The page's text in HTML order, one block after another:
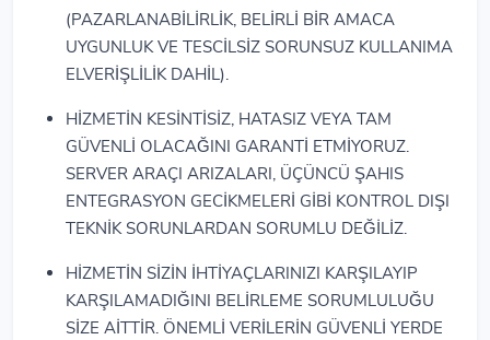
(PAZARLANABİLİRLİK, BELİRLİ BİR AMACA
UYGUNLUK VE TESCİLSİZ SORUNSUZ KULLANIMA
ELVERİŞLİLİK DAHİL).
HİZMETİN KESİNTİSİZ, HATASIZ VEYA TAM
GÜVENLİ OLACAĞINI GARANTİ ETMİYORUZ.
SERVER ARAÇI ARIZALARI, ÜÇÜNCÜ ŞAHIS
ENTEGRASYON GECİKMELERİ GİBİ KONTROL DIŞI
TEKNİK SORUNLARDAN SORUMLU DEĞİLİZ.
HİZMETİN SİZİN İHTİYAÇLARINIZI KARŞILAYIP
KARŞILAMADIĞINI BELİRLEME SORUMLULUĞU
SİZE AİTTİR. ÖNEMLİ VERİLERİN GÜVENLİ YERDE